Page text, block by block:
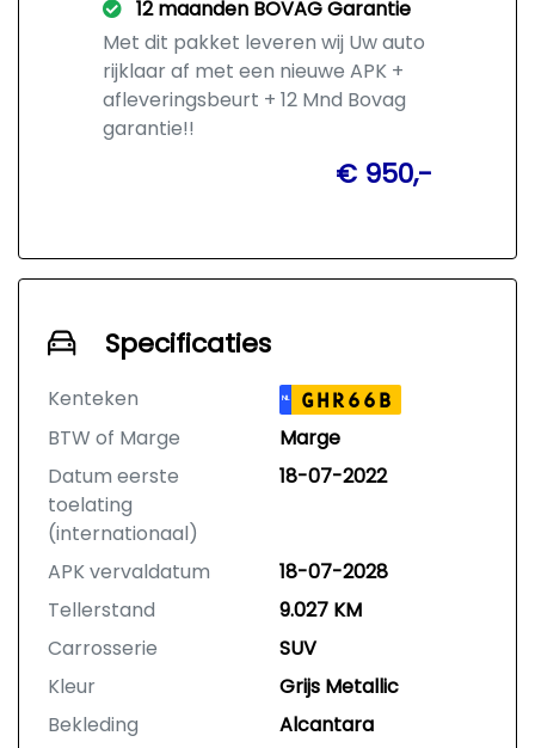
12 maanden BOVAG Garantie
Met dit pakket leveren wij Uw auto
rijklaar af met een nieuwe APK +
afleveringsbeurt + 12 Mnd Bovag
garantie!!
€ 950,-
Specificaties
Kenteken NL GHR66B
BTW of Marge
Marge
Datum eerste
toelating
(internationaal)
18-07-2022
APK vervaldatum
18-07-2028
Tellerstand
9.027 KM
Carrosserie
SUV
Kleur
Grijs Metallic
Bekleding
Alcantara